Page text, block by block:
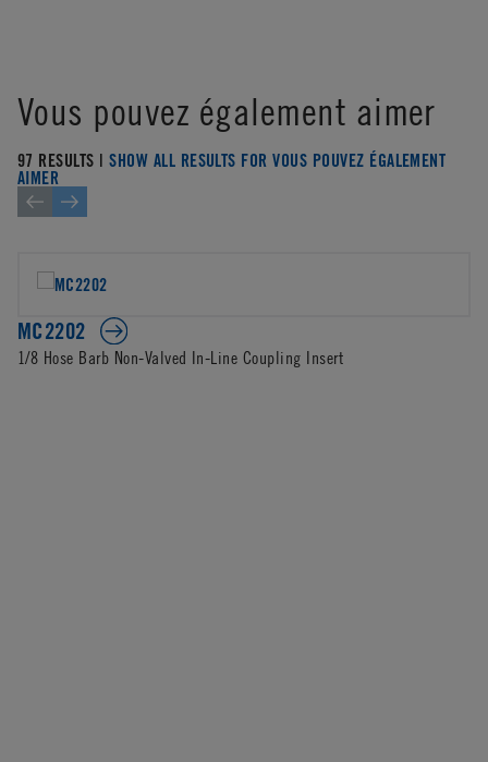
Vous pouvez également aimer
97 RESULTS |SHOW ALL RESULTS FOR VOUS POUVEZ ÉGALEMENT
AIMER
MC2202
1/8 Hose Barb Non-Valved In-Line Coupling Insert